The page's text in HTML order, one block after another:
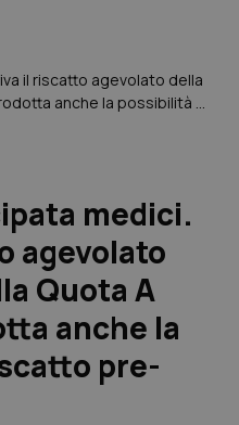
il riscatto agevolato della
anche la possibilità di
medici.
agevolato
Quota A
anche la
pre-